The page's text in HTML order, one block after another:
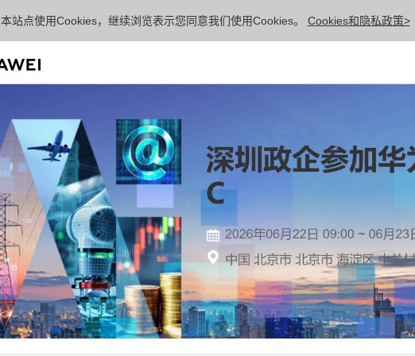
本站点使用Cookies，继续浏览表示您同意我们使用Cookies。 Cookies和隐私政策>